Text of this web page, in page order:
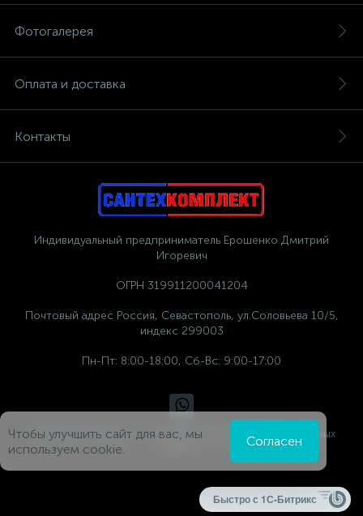
Фотогалерея
Оплата и доставка
Контакты
Индивидуальный предприниматель Ерошенко Дмитрий
Игоревич
ОГРН 319911200041204
Почтовый адрес Россия, Севастополь, ул.Соловьева 10/5,
индекс 299003
Пн-Пт: 8:00-18:00, Сб-Вс: 9:00-17:00
Политика компании в отношении обработки персональных
Чтобы улучшить сайт для вас, мы
используем cookie.
Согласен
Быстро с 1С-Битрикс